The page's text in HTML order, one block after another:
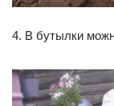
4. В бутылки